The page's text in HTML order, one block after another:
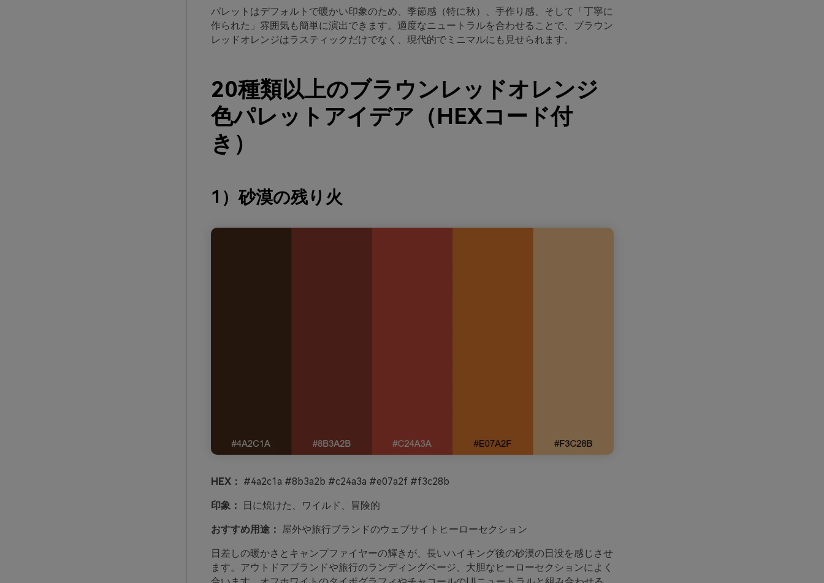
パレットはデフォルトで暖かい印象のため、季節感（特に秋）、手作り感、そして「丁寧に
作られた」雰囲気も簡単に演出できます。適度なニュートラルを合わせることで、ブラウン
レッドオレンジはラスティックだけでなく、現代的でミニマルにも見せられます。
20種類以上のブラウンレッドオレンジ
色パレットアイデア（HEXコード付
き）
1）砂漠の残り火
HEX： #4a2c1a #8b3a2b #c24a3a #e07a2f #f3c28b
印象： 日に焼けた、ワイルド、冒険的
おすすめ用途： 屋外や旅行ブランドのウェブサイトヒーローセクション
日差しの暖かさとキャンプファイヤーの輝きが、長いハイキング後の砂漠の日没を感じさせ
ます。アウトドアブランドや旅行のランディングページ、大胆なヒーローセクションによく